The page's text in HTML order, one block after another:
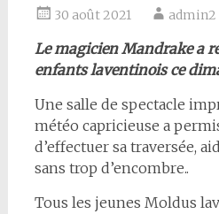
30 août 2021 admin2
Le magicien Mandrake a
enfants laventinois ce
Une salle de spectacle
météo capricieuse a
d’effectuer sa traversée,
sans trop d’encombre..
Tous les jeunes Moldus